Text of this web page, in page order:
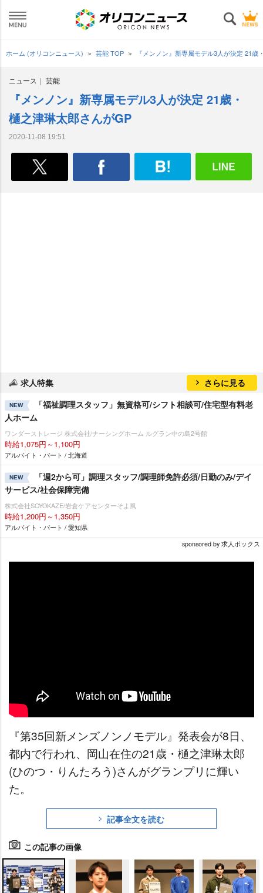
ホーム (オリコンニュース) 芸能 TOP 『メンノン』新専属モデル3人が決定 21
ニュース 芸能
『メンノン』新専属モデル3人が決定 21歳・
樋之津琳太郎さんがGP
2020-11-08 19:51
求人特集 さらに見る
NEW
「福祉調理スタッフ」無資格可/シフト相談可/住宅型有料老
人ホーム
ワンダーストレージ 株式会社/ナーシングホーム ルグラン中の島2号館
時給1,075円～1,100円
アルバイト・パート / 北海道
NEW
「週2から可」調理スタッフ/調理師免許必須/日勤のみ/デイ
サービス/社会保障完備
株式会社SOYOKAZE/岩倉ケアセンターそよ風
時給1,200円～1,350円
アルバイト・パート / 愛知県
sponsored by 求人ボックス
『第35回新メンズノンノモデル』発表会が8日、
都内で行われ、岡山在住の21歳・樋之津琳太郎
(ひのつ・りんたろう)さんがグランプリに輝い
た。
記事全文を読む
この記事の画像